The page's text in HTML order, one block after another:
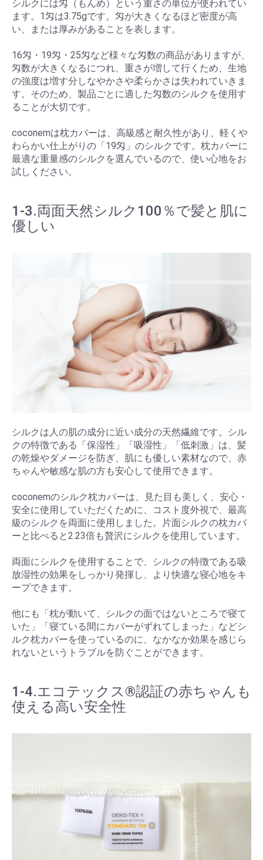
シルクには匁（もんめ）という重さの単位が使われてい
ます。1匁は3.75gです。匁が大きくなるほど密度が高
い、または厚みがあることを表します。
16匁・19匁・25匁など様々な匁数の商品がありますが、
匁数が大きくなるにつれ、重さが増して行くため、生地
の強度は増す分しなやかさや柔らかさは失われていきま
す。そのため、製品ごとに適した匁数のシルクを使用す
ることが大切です。
coconemは枕カバーは、高級感と耐久性があり、軽くや
わらかい仕上がりの「19匁」のシルクです。枕カバーに
最適な重量感のシルクを選んでいるので、使い心地をお
試しください。
1-3.両面天然シルク100％で髪と肌に
優しい
シルクは人の肌の成分に近い成分の天然繊維です。シル
クの特徴である「保湿性」「吸湿性」「低刺激」は、髪
の乾燥やダメージを防ぎ、肌にも優しい素材なので、赤
ちゃんや敏感な肌の方も安心して使用できます。
coconemのシルク枕カバーは、見た目も美しく、安心・
安全に使用していただくために、コスト度外視で、最高
級のシルクを両面に使用しました。片面シルクの枕カバ
ーと比べると2.23倍も贅沢にシルクを使用しています。
両面にシルクを使用することで、シルクの特徴である吸
放湿性の効果をしっかり発揮し、より快適な寝心地をキ
ープできます。
他にも「枕が動いて、シルクの面ではないところで寝て
いた」「寝ている間にカバーがずれてしまった」などシ
ルク枕カバーを使っているのに、なかなか効果を感じら
れないというトラブルを防ぐことができます。
1-4.エコテックス®認証の赤ちゃんも
使える高い安全性